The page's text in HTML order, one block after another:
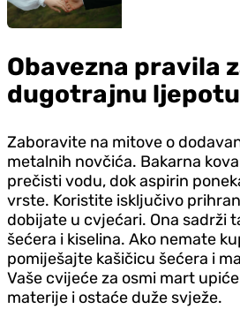
Obavezna pravila
dugotrajnu ljepotu
Zaboravite na mitove o
metalnih novčića. Bakarna
prečisti vodu, dok aspirin
vrste. Koristite isključivo
dobijate u cvjećari. Ona sadrži
šećera i kiselina. Ako nemate
pomiješajte kašičicu šećera i
Vaše cvijeće za osmi mart
materije i ostaće duže svježe.